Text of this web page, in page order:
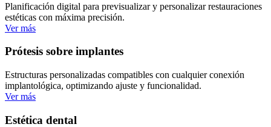
Planificación digital para previsualizar y personalizar restauraciones
estéticas con máxima precisión.
Ver más
Prótesis sobre implantes
Estructuras personalizadas compatibles con cualquier conexión
implantológica, optimizando ajuste y funcionalidad.
Ver más
Estética dental